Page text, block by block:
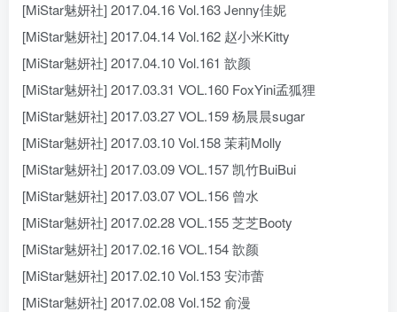
[MiStar魅妍社] 2017.04.16 Vol.163 Jenny佳妮
[MiStar魅妍社] 2017.04.14 Vol.162 赵小米Kitty
[MiStar魅妍社] 2017.04.10 Vol.161 歆颜
[MiStar魅妍社] 2017.03.31 VOL.160 FoxYini孟狐狸
[MiStar魅妍社] 2017.03.27 VOL.159 杨晨晨sugar
[MiStar魅妍社] 2017.03.10 Vol.158 茉莉Molly
[MiStar魅妍社] 2017.03.09 VOL.157 凯竹BuiBui
[MiStar魅妍社] 2017.03.07 VOL.156 曾水
[MiStar魅妍社] 2017.02.28 VOL.155 芝芝Booty
[MiStar魅妍社] 2017.02.16 VOL.154 歆颜
[MiStar魅妍社] 2017.02.10 Vol.153 安沛蕾
[MiStar魅妍社] 2017.02.08 Vol.152 俞漫